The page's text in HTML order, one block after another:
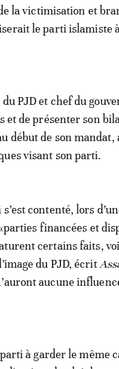
la victimisation et
le parti islamiste
PJD et chef du
et de présenter son
début de son mandat,
visant son parti.
contenté, lors
financées et
certains faits,
du PJD, écrit
aucune
à garder le même